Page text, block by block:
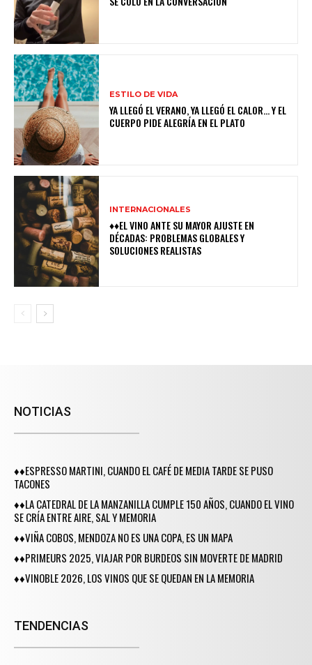
ESTILO DE VIDA
YA LLEGÓ EL VERANO, YA LLEGÓ EL CALOR… Y EL
CUERPO PIDE ALEGRÍA EN EL PLATO
INTERNACIONALES
♦♦EL VINO ANTE SU MAYOR AJUSTE EN
DÉCADAS: PROBLEMAS GLOBALES Y
SOLUCIONES REALISTAS
NOTICIAS
♦♦ESPRESSO MARTINI, CUANDO EL CAFÉ DE MEDIA TARDE SE PUSO
TACONES
♦♦LA CATEDRAL DE LA MANZANILLA CUMPLE 150 AÑOS, CUANDO EL VINO
SE CRÍA ENTRE AIRE, SAL Y MEMORIA
♦♦VIÑA COBOS, MENDOZA NO ES UNA COPA, ES UN MAPA
♦♦PRIMEURS 2025, VIAJAR POR BURDEOS SIN MOVERTE DE MADRID
♦♦VINOBLE 2026, LOS VINOS QUE SE QUEDAN EN LA MEMORIA
TENDENCIAS